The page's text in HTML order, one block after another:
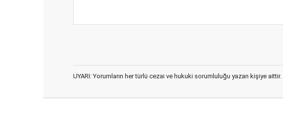
UYARI: Yorumların her türlü cezai ve hukuki sorumluluğu yazan kişiye